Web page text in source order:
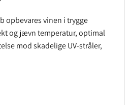
opbevares vinen i trygge
og jævn temperatur, optimal
mod skadelige UV-stråler,